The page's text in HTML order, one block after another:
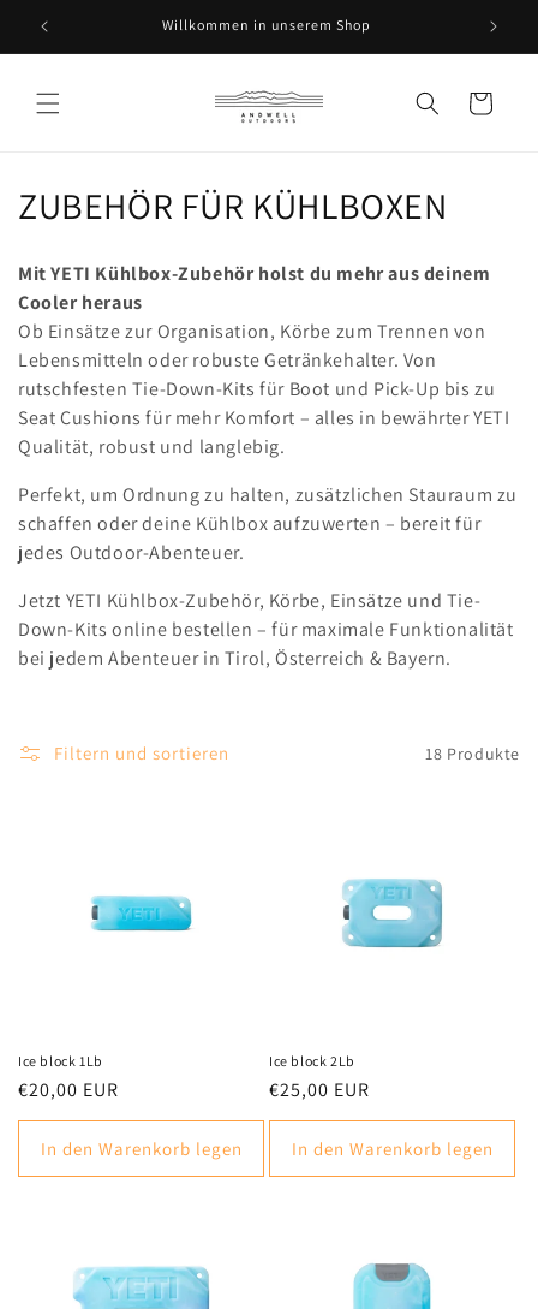
zum
Willkommen in unserem Shop
Warenkorb
K
t
e
g
o
r
i
e
:
ZUBEHÖR FÜR KÜHLBOXEN
Mit YETI Kühlbox-Zubehör holst du mehr aus deinem
Cooler heraus
Ob Einsätze zur Organisation, Körbe zum Trennen von
Lebensmitteln oder robuste Getränkehalter. Von
rutschfesten Tie-Down-Kits für Boot und Pick-Up bis zu
Seat Cushions für mehr Komfort – alles in bewährter YETI
Qualität, robust und langlebig.
Perfekt, um Ordnung zu halten, zusätzlichen Stauraum zu
schaffen oder deine Kühlbox aufzuwerten – bereit für
jedes Outdoor-Abenteuer.
Jetzt YETI Kühlbox-Zubehör, Körbe, Einsätze und Tie-
Down-Kits online bestellen – für maximale Funktionalität
bei jedem Abenteuer in Tirol, Österreich & Bayern.
Filtern und sortieren 18 Produkte
Ice block 1Lb
Normaler
Preis
€20,00 EUR
In den Warenkorb legen
Ice block 2Lb
Normaler
Preis
€25,00 EUR
In den Warenkorb legen